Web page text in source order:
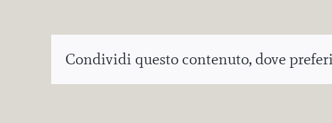
Condividi questo contenuto, dove